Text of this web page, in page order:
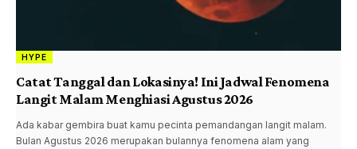
HYPE
Catat Tanggal dan Lokasinya! Ini Jadwal Fenomena
Langit Malam Menghiasi Agustus 2026
Ada kabar gembira buat kamu pecinta pemandangan langit malam.
Bulan Agustus 2026 merupakan bulannya fenomena alam yang